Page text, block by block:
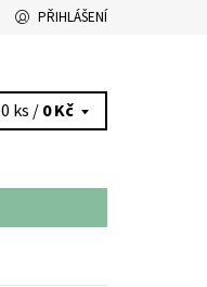
PŘIHLÁŠENÍ
0 ks /0 Kč